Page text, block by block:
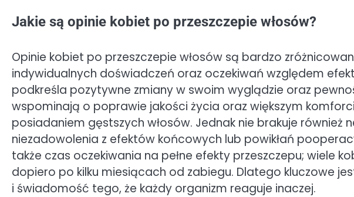
Jakie są opinie kobiet po przeszczepie włosów?
Opinie kobiet po przeszczepie włosów są bardzo
indywidualnych doświadczeń oraz oczekiwań względem
podkreśla pozytywne zmiany w swoim wyglądzie oraz
wspominają o poprawie jakości życia oraz większym
posiadaniem gęstszych włosów. Jednak nie brakuje również
niezadowolenia z efektów końcowych lub powikłań
także czas oczekiwania na pełne efekty przeszczepu; wiele
dopiero po kilku miesiącach od zabiegu. Dlatego kluczowe
i świadomość tego, że każdy organizm reaguje inaczej.